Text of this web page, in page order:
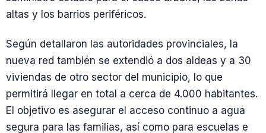
altas y los barrios periféricos.
Según detallaron las autoridades provinciales, la
nueva red también se extendió a dos aldeas y a 30
viviendas de otro sector del municipio, lo que
permitirá llegar en total a cerca de 4.000 habitantes.
El objetivo es asegurar el acceso continuo a agua
segura para las familias, así como para escuelas e